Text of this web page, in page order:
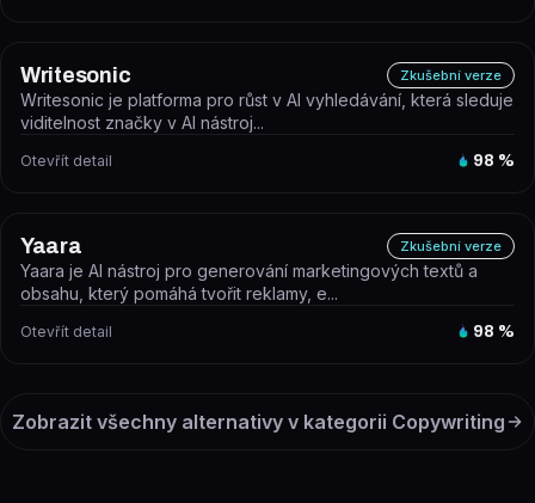
Writesonic Zkušební verze
Writesonic je platforma pro růst v AI vyhledávání, která sleduje
viditelnost značky v AI nástroj...
Otevřít detail 98 %
Yaara Zkušební verze
Yaara je AI nástroj pro generování marketingových textů a
obsahu, který pomáhá tvořit reklamy, e...
Otevřít detail 98 %
Zobrazit všechny alternativy v kategorii Copywriting